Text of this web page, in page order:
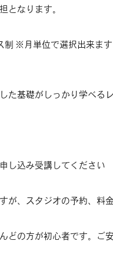
となります。
制 ※月単位で選択出来ま
た基礎がしっかり学べる
し込み受講してください
、スタジオの予約、料
どの方が初心者です。ご